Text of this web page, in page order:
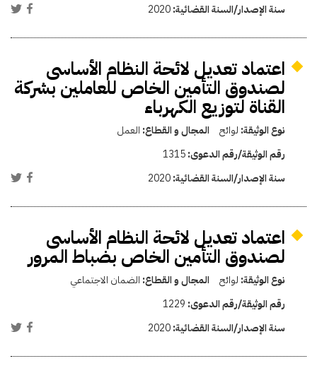
سنة الإصدار/السنة القضائية:2020
اعتماد تعديل لائحة النظام الأساسى
لصندوق التأمين الخاص للعاملين بشركة
القناة لتوزيع الكهرباء
نوع الوثيقة: لوائح المجال و القطاع: العمل
رقم الوثيقة/رقم الدعوى:1315
سنة الإصدار/السنة القضائية:2020
اعتماد تعديل لائحة النظام الأساسى
لصندوق التأمين الخاص بضباط المرور
نوع الوثيقة: لوائح المجال و القطاع: الضمان الاجتماعي
رقم الوثيقة/رقم الدعوى: 1229
سنة الإصدار/السنة القضائية:2020